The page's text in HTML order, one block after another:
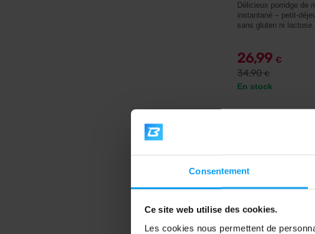
Consentement
Ce site web utilise des cookies.
Les cookies nous permettent de
Délicieux porridge de
instantané – petit-
sans gluten ni lactose.
26,99 €
34,90€
En stock